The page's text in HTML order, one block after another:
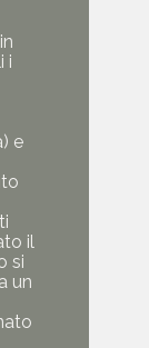
i
e
il
si
un